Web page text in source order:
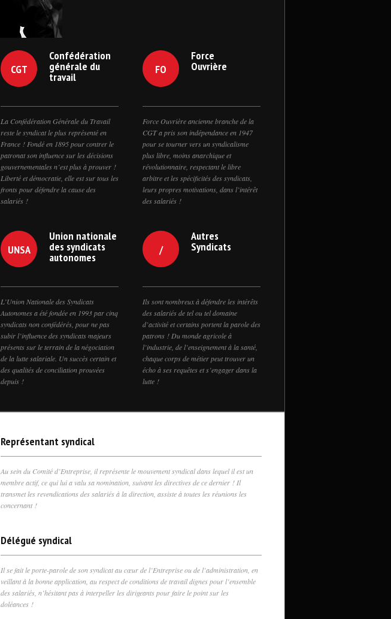
CGT
Confédération
générale du
travail
La Confédération Générale du Travail
reste le syndicat le plus représenté en
France ! Fondé en 1895 pour contrer le
patronat son influence sur les décisions
gouvernementales n’est plus à prouver !
Liberté et démocratie, elle est sur tous les
fronts pour défendre la cause des
salariés !
FO
Force
Ouvrière
Force Ouvrière ancienne branche de la
CGT a pris son indépendance en 1947
pour se tourner vers un syndicalisme
plus libre, moins anarchique et
révolutionnaire, respectant le libre
arbitre et les spécificités des syndicats,
leurs propres motivations, dans l’intérêt
des salariés !
UNSA
Union nationale
des syndicats
autonomes
L’Union Nationale des Syndicats
Autonomes a été fondée en 1993 par cinq
syndicats non confédérés, pour ne pas
subir l’influence des syndicats majeurs
présents sur le terrain de la négociation
de la lutte salariale. Un succès certain et
des qualités de conciliation prouvées
depuis !
/
Autres
Syndicats
Ils sont nombreux à défendre les intérêts
des salariés de tel ou tel domaine
d’activité et certains portent la parole des
patrons ! Du monde agricole à
l’industrie, de l’enseignement à la santé,
chaque corps de métier peut trouver un
écho à ses requêtes et s’engager dans la
lutte !
Représentant syndical
Au sein du Comité d’Entreprise, il représente le mouvement syndical dans lequel il est un
membre actif, ce qui lui a valu sa nomination, suivant les directives de ce dernier ! Il
transmet les revendications des salariés à la direction, assiste à toutes les réunions les
concernant !
Délégué syndical
Il se fait le porte-parole de son syndicat au cœur de l’Entreprise ou de l’administration, en
veillant à la bonne application, au respect de conditions de travail dignes pour l’ensemble
des salariés, n’hésitant pas à interpeller les dirigeants pour faire le point sur les
doléances !